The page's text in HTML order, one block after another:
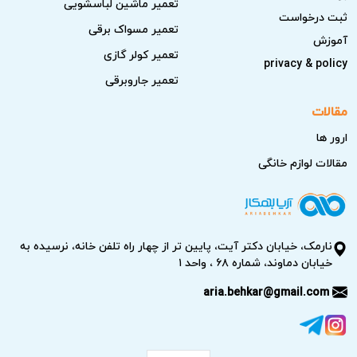
آماده‌سازی محل تعمیر:
دسترسی آسان به دستگاه برای حضور تکنسین اهمیت دارد.
استعلام قیمت اولیه:
قبل از تماس، می‌توانید هزینه حدودی
بگیرید.
رعایت این نکات کمک می‌کند تا تعمیرکار آریابهکار با اطلاعات
انجام شود.
ثبت درخواست
آموزش
privacy & policy
تعمیر مسواک برقی
تعمیر کولر گازی
تعمیر جاروبرقی
مقالات
ارور ها
مقالات لوازم خانگی
نارمک، خیابان دکتر آیت، پایین تر از چهار راه تلفن خانه، نرسیده به
خیابان دماوند، شماره ۶۸ ، واحد ۱
aria.behkar@gmail.com